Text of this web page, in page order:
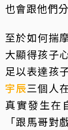
也會跟他們
至於如何揣
大顯得孩子
足以表達孩
宇辰三個人
真實發生在
「跟馬哥對